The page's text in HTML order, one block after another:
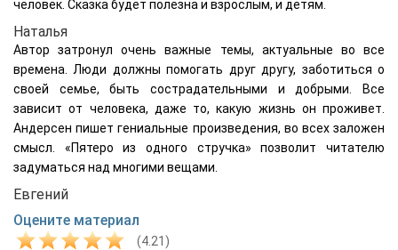
человек. Сказка будет полезна и взрослым, и детям.
Наталья
Автор затронул очень важные темы, актуальные во все
времена. Люди должны помогать друг другу, заботиться о
своей семье, быть сострадательными и добрыми. Все
зависит от человека, даже то, какую жизнь он проживет.
Андерсен пишет гениальные произведения, во всех заложен
смысл. «Пятеро из одного стручка» позволит читателю
задуматься над многими вещами.
Евгений
Оцените материал
(4.21)